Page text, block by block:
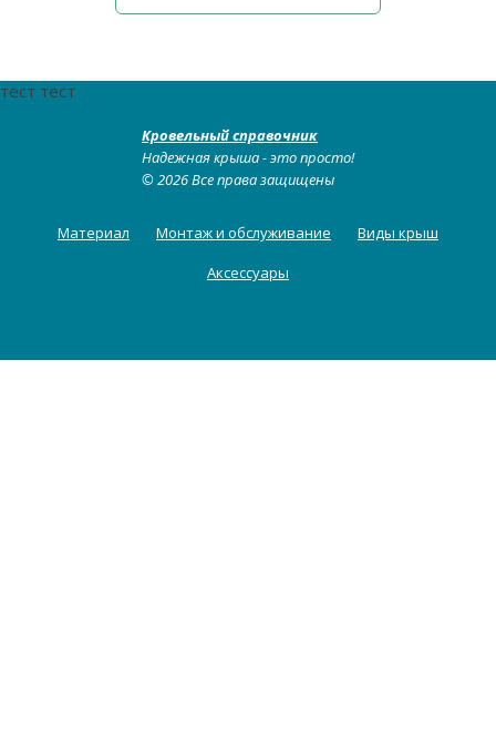
тест тест
Кровельный справочник
Надежная крыша - это просто!
© 2026 Все права защищены
Материал Монтаж и обслуживание
Виды крыш
Аксессуары